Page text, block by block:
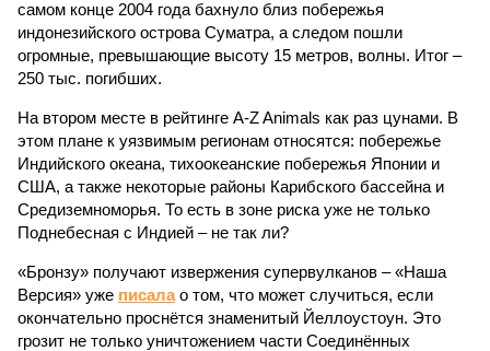
самом конце 2004 года бахнуло близ побережья
индонезийского острова Суматра, а следом пошли
огромные, превышающие высоту 15 метров, волны. Итог –
250 тыс. погибших.
На втором месте в рейтинге A-Z Animals как раз цунами. В
этом плане к уязвимым регионам относятся: побережье
Индийского океана, тихо­океанские побережья Японии и
США, а также некоторые районы Карибского бассейна и
Средиземноморья. То есть в зоне риска уже не только
Поднебесная с Индией – не так ли?
«Бронзу» получают извержения супервулканов – «Наша
Версия» уже писалао том, что может случиться, если
окончательно проснётся знаменитый Йеллоустоун. Это
грозит не только уничтожением части Соединённых